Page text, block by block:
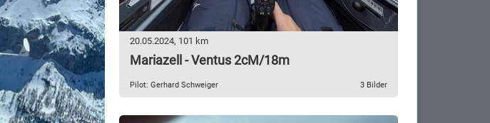
20.05.2024, 101 km
Mariazell - Ventus 2cM/18m
Pilot: Gerhard Schweiger 3 Bilder